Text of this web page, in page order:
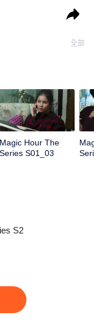
全部
Magic Hour The
Series S01_03
S2